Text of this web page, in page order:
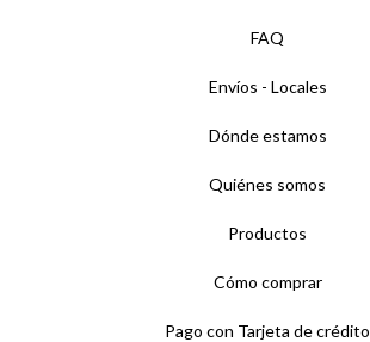
FAQ
Envíos - Locales
Dónde estamos
Quiénes somos
Productos
Cómo comprar
Pago con Tarjeta de crédito